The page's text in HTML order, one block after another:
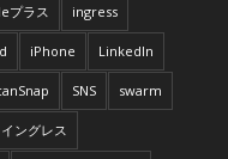
プラス ingress
iPhone LinkedIn
SNS swarm
イングレス